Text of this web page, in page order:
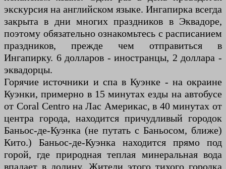
экскурсия на английском языке. Ингапирка всегда
закрыта в дни многих праздников в Эквадоре,
поэтому обязательно ознакомьтесь с расписанием
праздников, прежде чем отправиться в
Ингапирку. 6 долларов - иностранцы, 2 доллара -
эквадорцы.
Горячие источники и спа в Куэнке - на окраине
Куэнки, примерно в 15 минутах езды на автобусе
от Coral Centro на Лас Америкас, в 40 минутах от
центра города, находится причудливый городок
Баньос-де-Куэнка (не путать с Баньосом, ближе)
Кито.) Баньос-де-Куэнка находится прямо под
горой, где природная теплая минеральная вода
впадает в долину. Жители этого тихого городка